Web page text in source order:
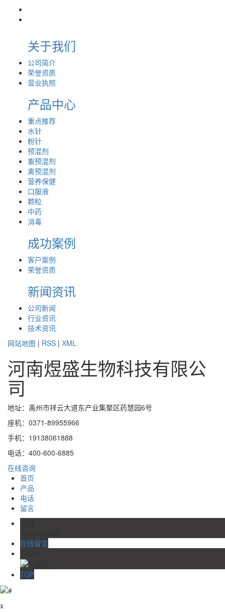
关于我们
公司简介
荣誉资质
营业执照
产品中心
重点推荐
水针
粉针
预混剂
畜预混剂
禽预混剂
营养保健
口服液
颗粒
中药
消毒
成功案例
客户案例
荣誉资质
新闻资讯
公司新闻
行业资讯
技术资讯
网站地图 | RSS | XML
河南煜盛生物科技有限公
司
地址：禹州市祥云大道东产业集聚区药慧园6号
座机：0371-89955966
手机：19138061888
电话：400-600-6885
在线咨询
首页
产品
电话
留言
在线留言
TOP
x